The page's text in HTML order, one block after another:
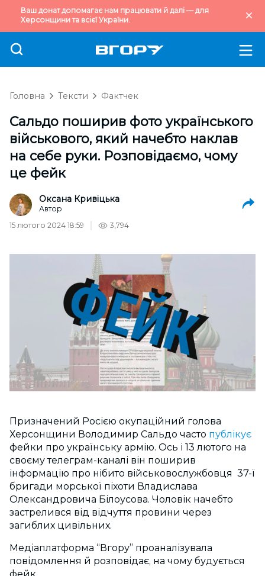
Ваш донат допомагає нам працювати й далі — для
Херсонщини та всієї України.
Головна Тексти Фактчек
Сальдо поширив фото українського
військового, який начебто наклав
на себе руки. Розповідаємо, чому
це фейк
Оксана Кривіцька
Автор
15 лютого 2024 18:59
3,794
Призначений Росією окупаційний голова
Херсонщини Володимир Сальдо часто публікує
фейки про українську армію. Ось і 13 лютого на
своєму телеграм-каналі він поширив
інформацію про нібито військовослужбовця 37-ї
бригади морської піхоти Владислава
Олександровича Білоусова. Чоловік начебто
застрелився від відчуття провини через
загиблих цивільних.
Медіаплатформа “Вгору” проаналізувала
повідомлення й розповідає, на чому будується
фейк.